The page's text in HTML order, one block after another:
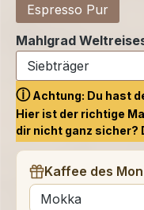
Espresso Pur
Mahlgrad
ⓘAchtung: Du hast
Hier ist der richtige
dir nicht ganz sicher?
Kaffee des
auswählen